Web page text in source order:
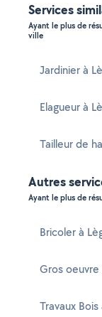
Services
Ayant le plus de
ville
Jardinier à
Elagueur à
Tailleur de
Autres
Ayant le plus de
Bricoler à
Gros
Travaux